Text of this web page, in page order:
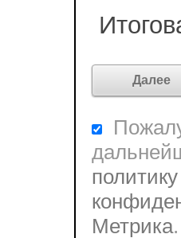
Метрика.